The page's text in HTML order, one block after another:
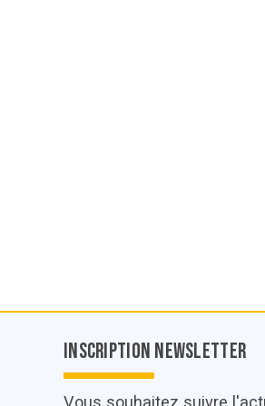
Inscription Newsletter
Vous souhaitez suivre